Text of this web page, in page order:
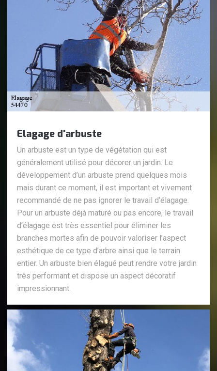
Elagage d'arbuste
Un arbuste est un type de végétation qui est
généralement utilisé pour décorer un jardin. Le
développement d’un arbuste prend quelques mois
mais durant ce moment, il est important et vivement
recommandé de ne pas ignorer le travail d’élagage.
Pour un arbuste déjà maturé ou pas encore, le travail
d’élagage est très essentiel pour éliminer les
branches mortes afin de pouvoir valoriser l’aspect
esthétique de ce type d’arbre ainsi que le terrain
entier. Un arbuste bien élagué peut rendre votre jardin
très performant et dispose un aspect décoratif
impressionnant.